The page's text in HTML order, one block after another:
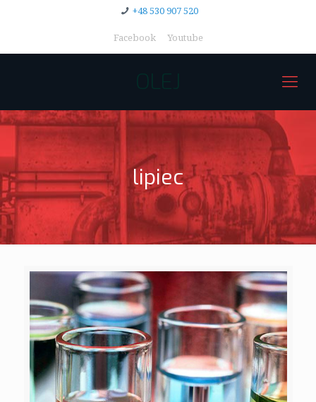
+48 530 907 520
Facebook Youtube
OLEJ
lipiec